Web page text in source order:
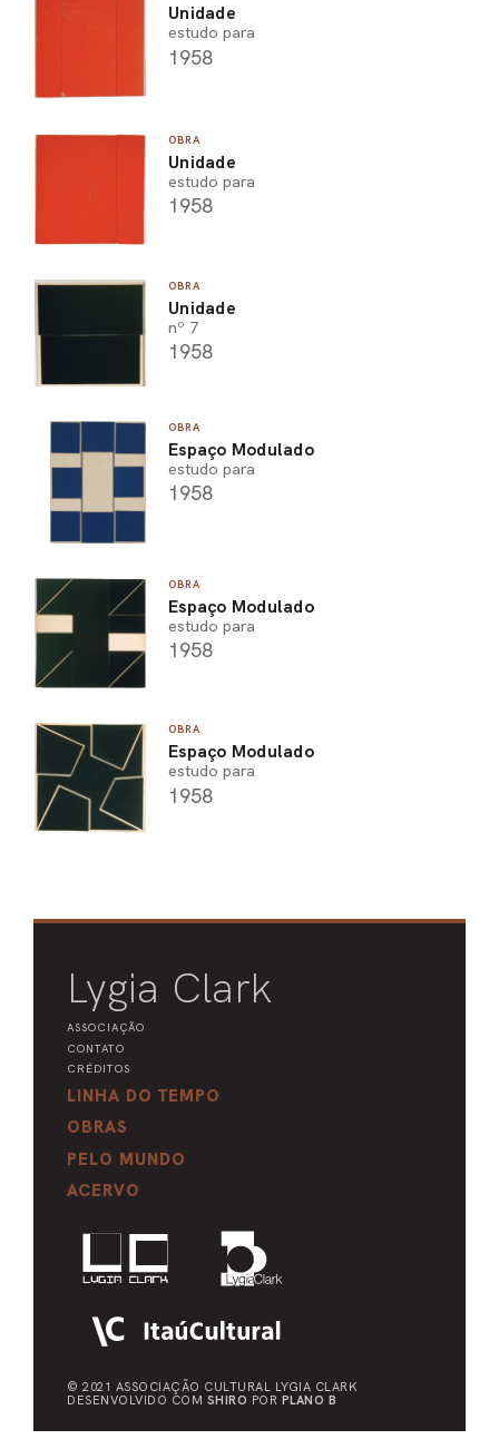
Unidade
estudo para
1958
OBRA
Unidade
estudo para
1958
OBRA
Unidade
nº 7
1958
OBRA
Espaço Modulado
estudo para
1958
OBRA
Espaço Modulado
estudo para
1958
OBRA
Espaço Modulado
estudo para
1958
Lygia Clark
ASSOCIAÇÃO
CONTATO
CRÉDITOS
LINHA DO TEMPO
OBRAS
PELO MUNDO
ACERVO
© 2021 ASSOCIAÇÃO CULTURAL LYGIA CLARK
DESENVOLVIDO COM SHIRO POR PLANO B